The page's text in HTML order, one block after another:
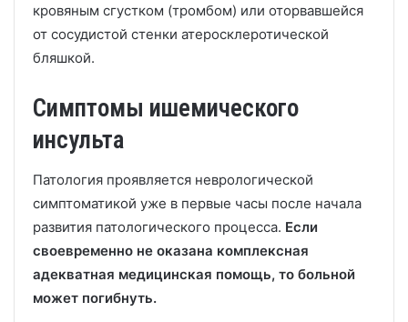
кровяным сгустком (тромбом) или оторвавшейся
от сосудистой стенки атеросклеротической
бляшкой.
Симптомы ишемического
инсульта
Патология проявляется неврологической
симптоматикой уже в первые часы после начала
развития патологического процесса. Если
своевременно не оказана комплексная
адекватная медицинская помощь, то больной
может погибнуть.